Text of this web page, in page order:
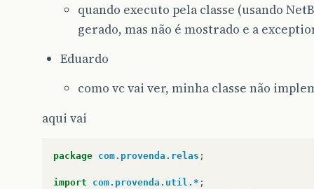
quando executo pela classe (usando
gerado, mas não é mostrado e a
Eduardo
como vc vai ver, minha classe não
aqui vai
package com.provenda.relas ;
import com.provenda.util.* ;